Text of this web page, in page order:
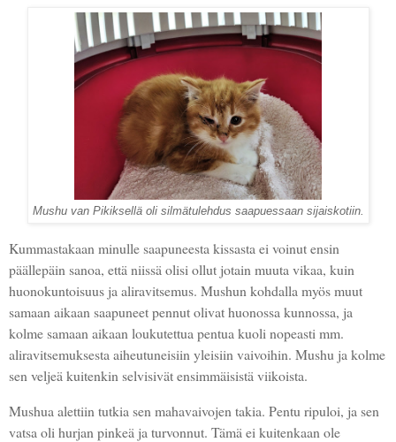
Mushu van Pikiksellä oli silmätulehdus saapuessaan sijaiskotiin.
Kummastakaan minulle saapuneesta kissasta ei voinut ensin
päällepäin sanoa, että niissä olisi ollut jotain muuta vikaa, kuin
huonokuntoisuus ja aliravitsemus. Mushun kohdalla myös muut
samaan aikaan saapuneet pennut olivat huonossa kunnossa, ja
kolme samaan aikaan loukutettua pentua kuoli nopeasti mm.
aliravitsemuksesta aiheutuneisiin yleisiin vaivoihin. Mushu ja kolme
sen veljeä kuitenkin selvisivät ensimmäisistä viikoista.
Mushua alettiin tutkia sen mahavaivojen takia. Pentu ripuloi, ja sen
vatsa oli hurjan pinkeä ja turvonnut. Tämä ei kuitenkaan ole